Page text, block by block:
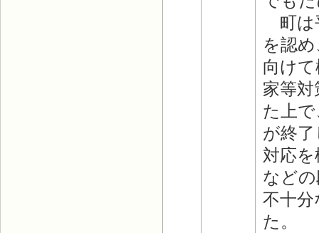
町は
を認
向け
家等
た上
が終
対応
など
不十
た。